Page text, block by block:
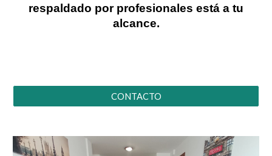
respaldado por profesionales está a tu
alcance.
CONTACTO